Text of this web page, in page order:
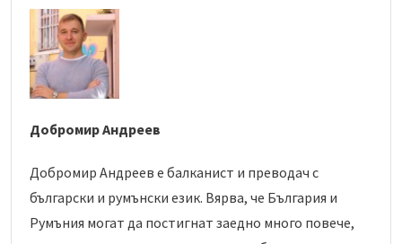
Добромир Андреев
Добромир Андреев е балканист и преводач с
български и румънски език. Вярва, че България и
Румъния могат да постигнат заедно много повече,